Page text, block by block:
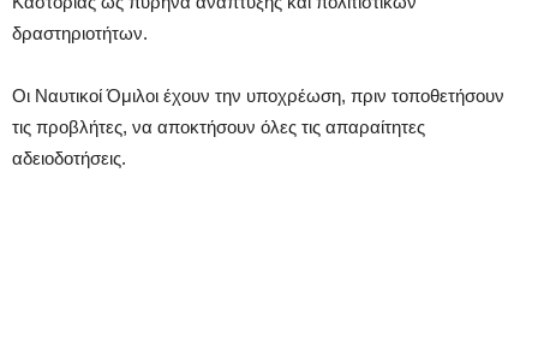
δραστηριοτήτων.
Οι Ναυτικοί Όμιλοι έχουν την υποχρέωση, πριν τοποθετήσουν
τις προβλήτες, να αποκτήσουν όλες τις απαραίτητες
αδειοδοτήσεις.